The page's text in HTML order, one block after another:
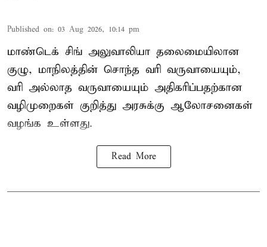
Published on: 03 Aug 2026, 10:14 pm
மாண்டெக் சிங் அலுவாலியா தலைமையிலான
குழு, மாநிலத்தின் சொந்த வரி வருவாயையும்,
வரி அல்லாத வருவாயையும் அதிகரிப்பதற்கான
வழிமுறைகள் குறித்து அரசுக்கு ஆலோசனைகள்
வழங்க உள்ளது.
Read More